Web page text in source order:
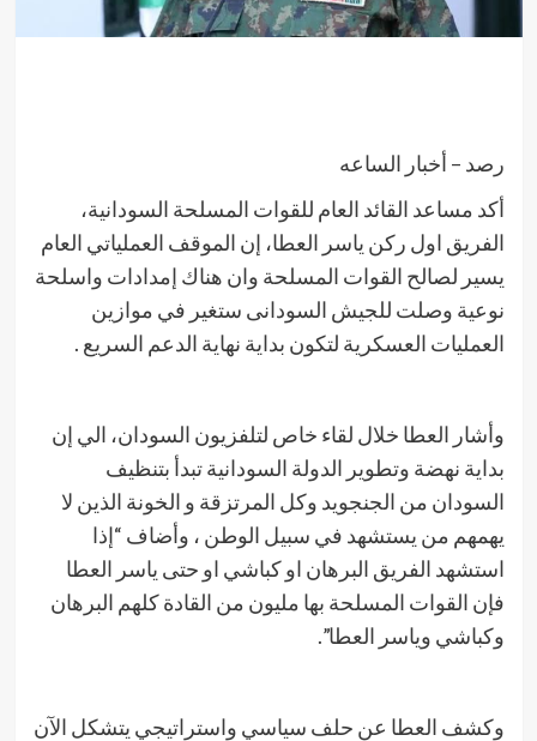
رصد – أخبار الساعه
أكد مساعد القائد العام للقوات المسلحة السودانية،
الفريق اول ركن ياسر العطا، إن الموقف العملياتي العام
يسير لصالح القوات المسلحة وان هناك إمدادات واسلحة
نوعية وصلت للجيش السودانى ستغير في موازين
العمليات العسكرية لتكون بداية نهاية الدعم السريع .
وأشار العطا خلال لقاء خاص لتلفزيون السودان، الي إن
بداية نهضة وتطوير الدولة السودانية تبدأ بتنظيف
السودان من الجنجويد وكل المرتزقة و الخونة الذين لا
يهمهم من يستشهد في سبيل الوطن ، وأضاف “إذا
استشهد الفريق البرهان او كباشي او حتى ياسر العطا
فإن القوات المسلحة بها مليون من القادة كلهم البرهان
وكباشي وياسر العطا”.
وكشف العطا عن حلف سياسي واستراتيجي يتشكل الآن